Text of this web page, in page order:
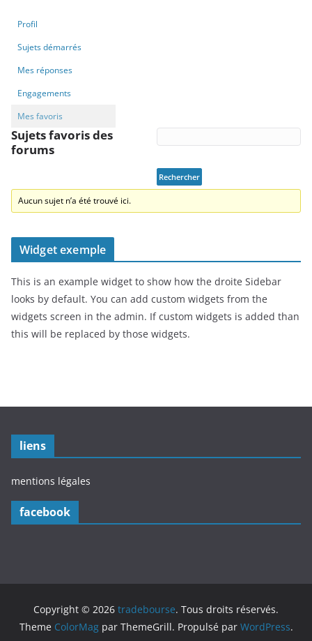
Profil
Sujets démarrés
Mes réponses
Engagements
Mes favoris
Sujets favoris des
forums
Aucun sujet n’a été trouvé ici.
Widget exemple
This is an example widget to show how the droite Sidebar
looks by default. You can add custom widgets from the
widgets screen in the admin. If custom widgets is added than
this will be replaced by those widgets.
liens
mentions légales
facebook
Copyright © 2026 tradebourse. Tous droits réservés.
Theme ColorMagpar ThemeGrill. Propulsé par WordPress.